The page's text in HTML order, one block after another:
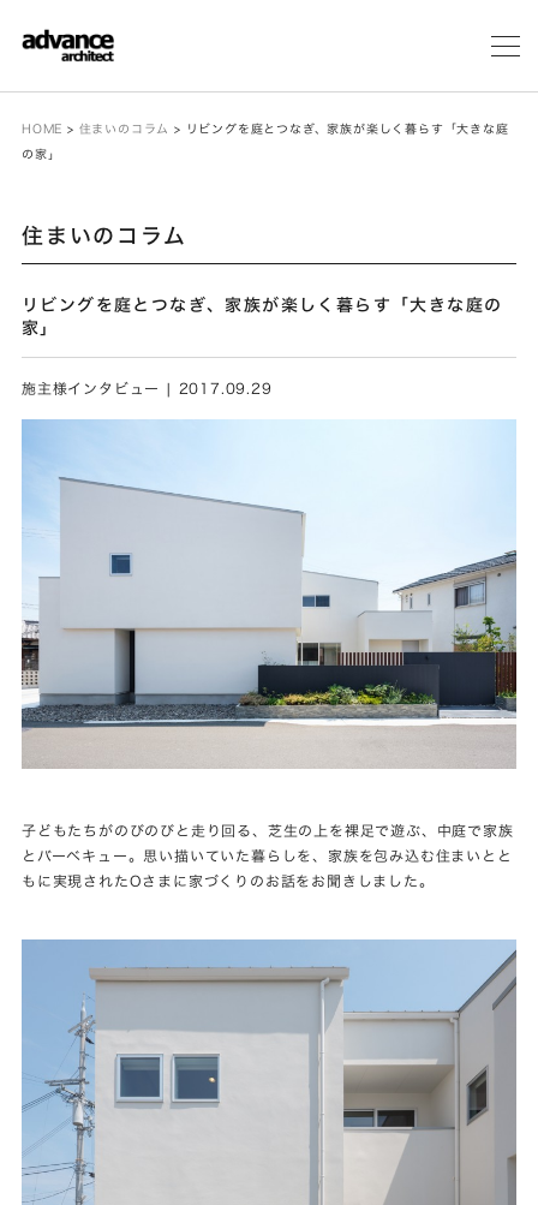
メ
ー
HOME > 住まいのコラム > リビングを庭とつなぎ、家族が楽しく暮らす「大きな庭
の家」
住まいのコラム
リビングを庭とつなぎ、家族が楽しく暮らす「大きな庭の
家」
施主様インタビュー | 2017.09.29
子どもたちがのびのびと走り回る、芝生の上を裸足で遊ぶ、中庭で家族
とバーベキュー。思い描いていた暮らしを、家族を包み込む住まいとと
もに実現されたOさまに家づくりのお話をお聞きしました。